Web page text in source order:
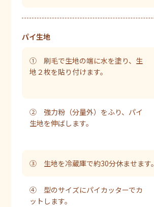
パイ生地
① 刷毛で生地の端に水を塗り、生
地２枚を貼り付けます。
② 強力粉（分量外）をふり、パイ
生地を伸ばします。
③ 生地を冷蔵庫で約30分休ませます。
④ 型のサイズにパイカッターでカ
ットします。